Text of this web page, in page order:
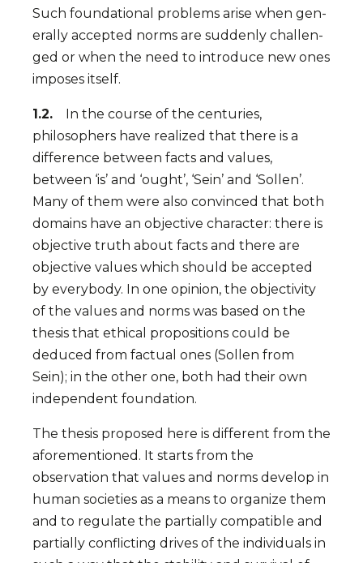
Such founda­tional pro­blems arise when gen­
erally ac­cepted norms are sudden­ly chal­len­
ged or when the need to intro­duce new ones
imposes itself.
1.2. In the course of the centuries,
philosophers have realized that there is a
difference between facts and values,
between ‘is’ and ‘ought’, ‘Sein’ and ‘Sollen’.
Many of them were also convinced that both
domains have an objective character: there is
objective truth about facts and there are
objective values which should be accepted
by everybody. In one opinion, the objectivity
of the values and norms was based on the
thesis that ethical propositions could be
deduced from factual ones (Sollen from
Sein); in the other one, both had their own
independent foundation.
The thesis proposed here is different from the
aforementioned. It starts from the
observation that values and norms develop in
human societies as a means to organize them
and to regulate the partially compatible and
partially conflicting drives of the individuals in